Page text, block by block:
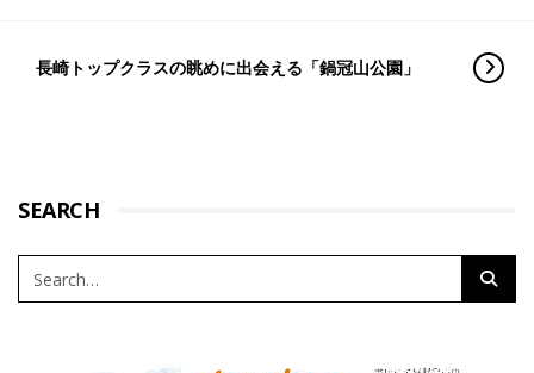
長崎トップクラスの眺めに出会える「鍋冠山公園」
SEARCH